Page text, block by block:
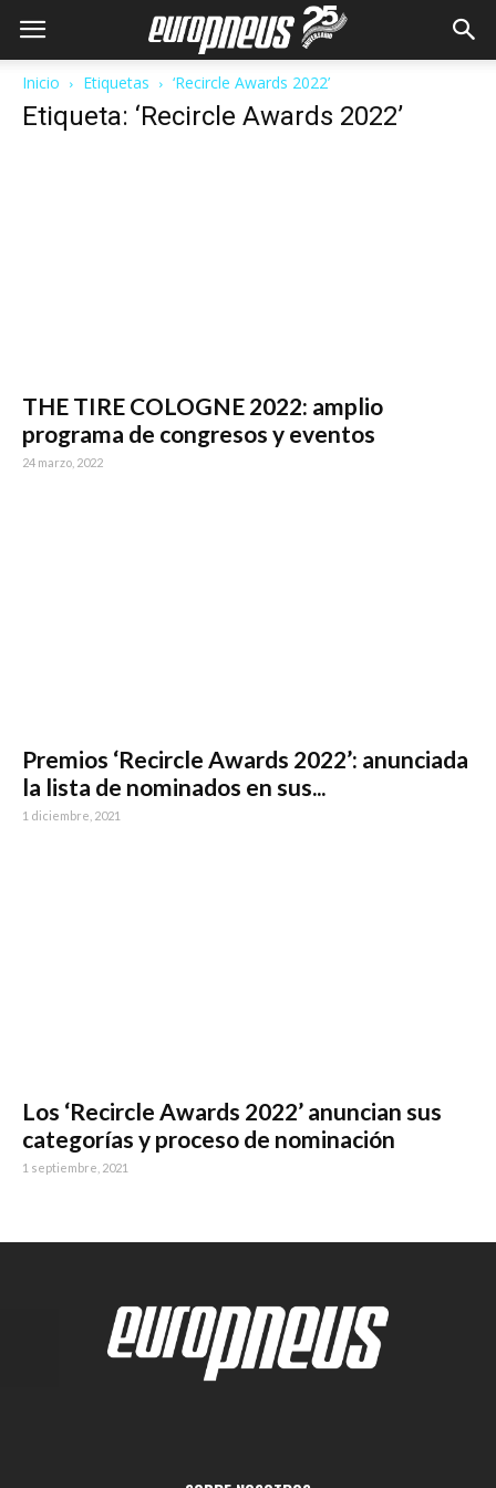
Inicio Etiquetas ‘Recircle Awards 2022’
Etiqueta: ‘Recircle Awards 2022’
THE TIRE COLOGNE 2022: amplio
programa de congresos y eventos
24 marzo, 2022
Premios ‘Recircle Awards 2022’: anunciada
la lista de nominados en sus...
1 diciembre, 2021
Los ‘Recircle Awards 2022’ anuncian sus
categorías y proceso de nominación
1 septiembre, 2021